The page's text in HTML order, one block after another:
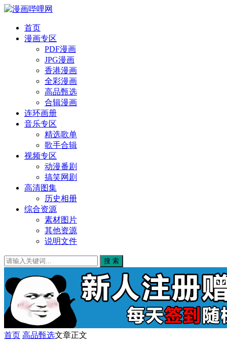
首页
漫画专区
PDF漫画
JPG漫画
香港漫画
全彩漫画
高品甄选
合辑漫画
连环画册
音乐专区
精选歌单
歌手合辑
视频专区
动漫番剧
搞笑网剧
高清图集
历史相册
综合资源
素材图片
其他资源
说明文件
搜 索
首页 高品甄选文章正文